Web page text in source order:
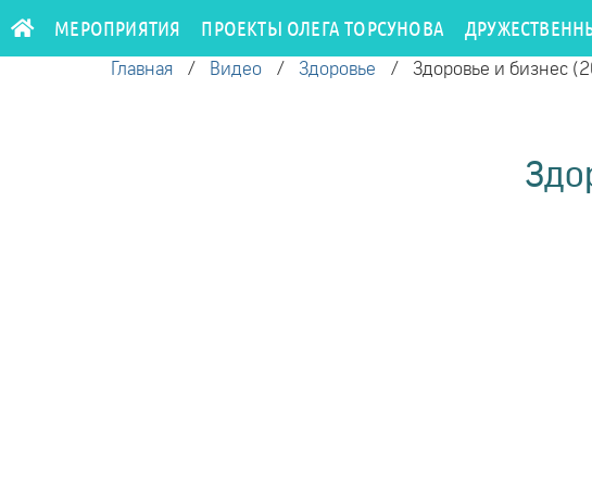
МЕРОПРИЯТИЯ ПРОЕКТЫ ОЛЕГА ТОРСУНОВА
Главная / Видео / Здоровье / Здоровье и бизнес